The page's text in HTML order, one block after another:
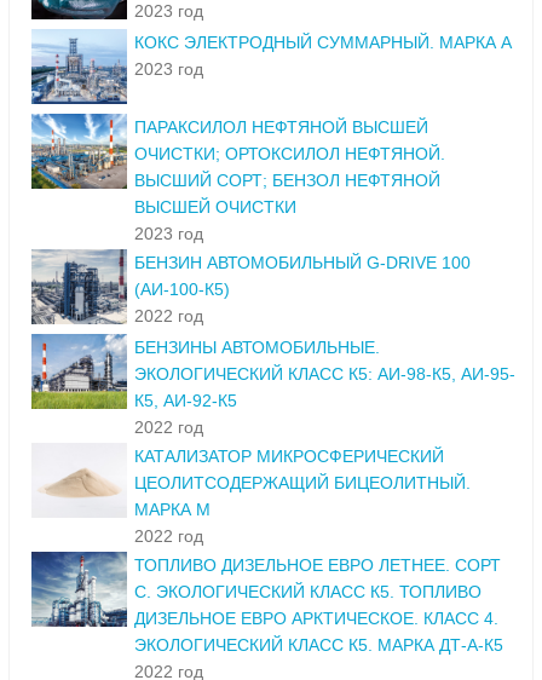
2023 год
КОКС ЭЛЕКТРОДНЫЙ СУММАРНЫЙ. МАРКА А
2023 год
ПАРАКСИЛОЛ НЕФТЯНОЙ ВЫСШЕЙ
ОЧИСТКИ; ОРТОКСИЛОЛ НЕФТЯНОЙ.
ВЫСШИЙ СОРТ; БЕНЗОЛ НЕФТЯНОЙ
ВЫСШЕЙ ОЧИСТКИ
2023 год
БЕНЗИН АВТОМОБИЛЬНЫЙ G-DRIVE 100
(АИ-100-К5)
2022 год
БЕНЗИНЫ АВТОМОБИЛЬНЫЕ.
ЭКОЛОГИЧЕСКИЙ КЛАСС К5: АИ-98-К5, АИ-95-
К5, АИ-92-К5
2022 год
КАТАЛИЗАТОР МИКРОСФЕРИЧЕСКИЙ
ЦЕОЛИТСОДЕРЖАЩИЙ БИЦЕОЛИТНЫЙ.
МАРКА М
2022 год
ТОПЛИВО ДИЗЕЛЬНОЕ ЕВРО ЛЕТНЕЕ. СОРТ
С. ЭКОЛОГИЧЕСКИЙ КЛАСС К5. ТОПЛИВО
ДИЗЕЛЬНОЕ ЕВРО АРКТИЧЕСКОЕ. КЛАСС 4.
ЭКОЛОГИЧЕСКИЙ КЛАСС К5. МАРКА ДТ-А-К5
2022 год